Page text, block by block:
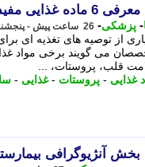
معرفی 6 ماده غذایی مفید برای پروستات، استخوان و عضلات
- پزشکی- 26 ساعت پیش - پنجشنبه 15 مرداد 1405، 11:52
از توصیه های تغذیه ای
می گویند برخی مواد
قلب، پروستات، ...
غذایی - پروستات -غذایی -
بخش آنژیوگرافی